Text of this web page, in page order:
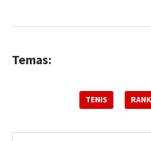
Temas:
TENIS